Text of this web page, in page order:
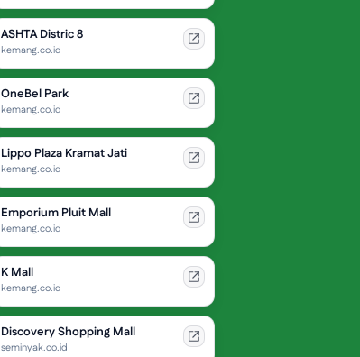
ASHTA Distric 8
kemang.co.id
OneBel Park
kemang.co.id
Lippo Plaza Kramat Jati
kemang.co.id
Emporium Pluit Mall
kemang.co.id
K Mall
kemang.co.id
Discovery Shopping Mall
seminyak.co.id